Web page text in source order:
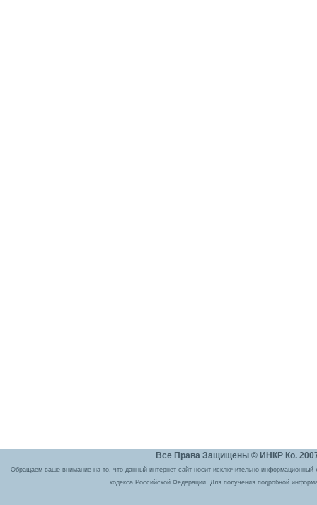
Все Права Защищены © ИНКР Ко.
Обращаем ваше внимание на то, что данный интернет-сайт носит исключительно
кодекса Российской Федерации. Для получения подробной